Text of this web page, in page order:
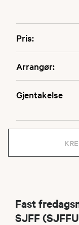
Pris:
Arrangør:
Gjentakelse
Fast
SJFF